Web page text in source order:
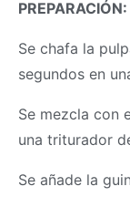
PREPARACIÓN:
Se chafa la
segundos en
Se mezcla con
una triturador
Se añade la